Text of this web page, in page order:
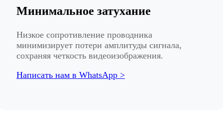
Минимальное затухание
Низкое сопротивление проводника
минимизирует потери амплитуды сигнала,
сохраняя четкость видеоизображения.
Написать нам в WhatsApp >